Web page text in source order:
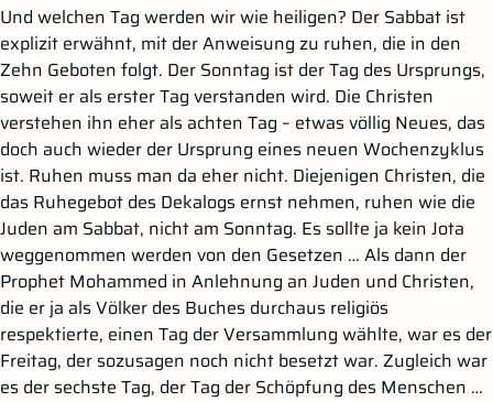
Und welchen Tag werden wir wie heiligen? Der Sabbat ist
explizit erwähnt, mit der Anweisung zu ruhen, die in den
Zehn Geboten folgt. Der Sonntag ist der Tag des Ursprungs,
soweit er als erster Tag verstanden wird. Die Christen
verstehen ihn eher als achten Tag – etwas völlig Neues, das
doch auch wieder der Ursprung eines neuen Wochenzyklus
ist. Ruhen muss man da eher nicht. Diejenigen Christen, die
das Ruhegebot des Dekalogs ernst nehmen, ruhen wie die
Juden am Sabbat, nicht am Sonntag. Es sollte ja kein Jota
weggenommen werden von den Gesetzen … Als dann der
Prophet Mohammed in Anlehnung an Juden und Christen,
die er ja als Völker des Buches durchaus religiös
respektierte, einen Tag der Versammlung wählte, war es der
Freitag, der sozusagen noch nicht besetzt war. Zugleich war
es der sechste Tag, der Tag der Schöpfung des Menschen …